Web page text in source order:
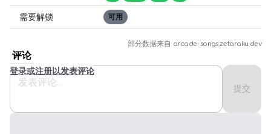
需要解锁 可用
部分数据来自 arcade-songs.zetaraku.dev
评论
提交
登录或注册以发表评论